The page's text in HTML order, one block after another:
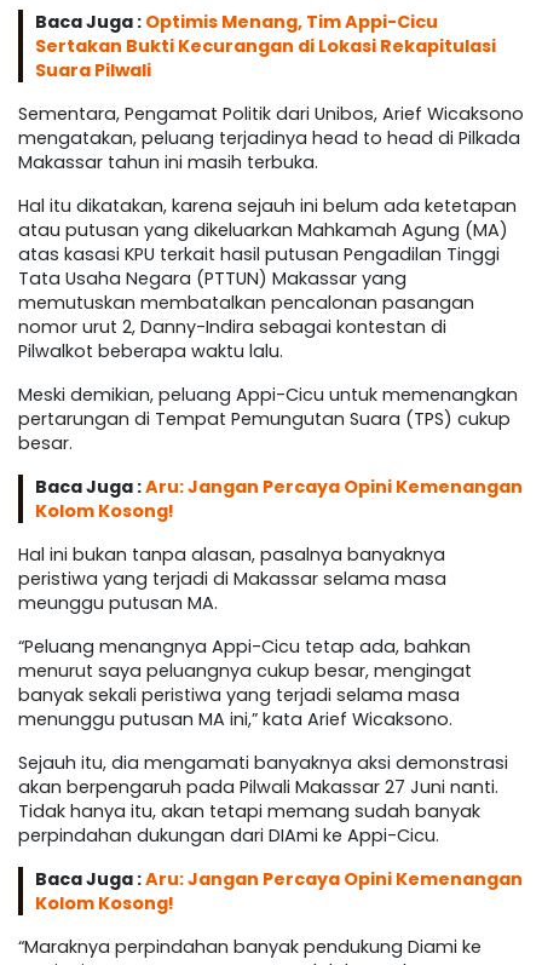
Baca Juga : Optimis Menang, Tim Appi-Cicu
Sertakan Bukti Kecurangan di Lokasi Rekapitulasi
Suara Pilwali
Sementara, Pengamat Politik dari Unibos, Arief Wicaksono
mengatakan, peluang terjadinya head to head di Pilkada
Makassar tahun ini masih terbuka.
Hal itu dikatakan, karena sejauh ini belum ada ketetapan
atau putusan yang dikeluarkan Mahkamah Agung (MA)
atas kasasi KPU terkait hasil putusan Pengadilan Tinggi
Tata Usaha Negara (PTTUN) Makassar yang
memutuskan membatalkan pencalonan pasangan
nomor urut 2, Danny-Indira sebagai kontestan di
Pilwalkot beberapa waktu lalu.
Meski demikian, peluang Appi-Cicu untuk memenangkan
pertarungan di Tempat Pemungutan Suara (TPS) cukup
besar.
Baca Juga :Aru: Jangan Percaya Opini Kemenangan
Kolom Kosong!
Hal ini bukan tanpa alasan, pasalnya banyaknya
peristiwa yang terjadi di Makassar selama masa
meunggu putusan MA.
“Peluang menangnya Appi-Cicu tetap ada, bahkan
menurut saya peluangnya cukup besar, mengingat
banyak sekali peristiwa yang terjadi selama masa
menunggu putusan MA ini,” kata Arief Wicaksono.
Sejauh itu, dia mengamati banyaknya aksi demonstrasi
akan berpengaruh pada Pilwali Makassar 27 Juni nanti.
Tidak hanya itu, akan tetapi memang sudah banyak
perpindahan dukungan dari DIAmi ke Appi-Cicu.
Baca Juga :Aru: Jangan Percaya Opini Kemenangan
Kolom Kosong!
“Maraknya perpindahan banyak pendukung Diami ke